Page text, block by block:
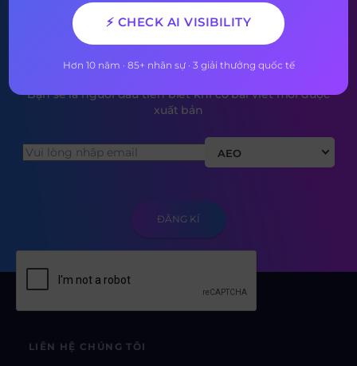
Đăng ký nhận bản tin của
chúng tôi
Bạn sẽ là người đầu tiên biết khi có bài viết mới được
xuất bản
AEO
LIÊN HỆ CHÚNG TÔI
⚡ CHECK AI VISIBILITY
Hơn 10 năm · 85+ nhân sự · 3 giải thưởng quốc tế